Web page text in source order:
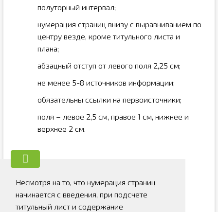
полуторный интервал;
нумерация страниц внизу с выравниванием по
центру везде, кроме титульного листа и
плана;
абзацный отступ от левого поля 2,25 см;
не менее 5-8 источников информации;
обязательны ссылки на первоисточники;
поля – левое 2,5 см, правое 1 см, нижнее и
верхнее 2 см.
Несмотря на то, что нумерация страниц
начинается с введения, при подсчете
титульный лист и содержание